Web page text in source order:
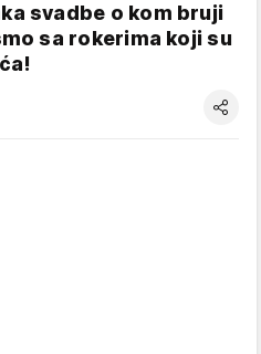
svadbe o kom bruji
sa rokerima koji su